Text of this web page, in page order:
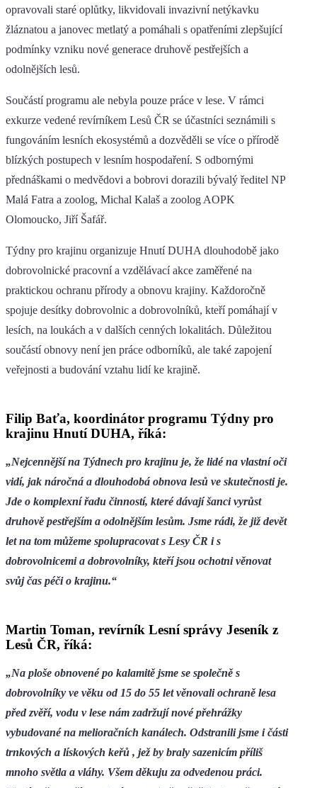
opravovali staré oplůtky, likvidovali invazivní netýkavku
žláznatou a janovec metlatý a pomáhali s opatřeními zlepšující
podmínky vzniku nové generace druhově pestřejších a
odolnějších lesů.
Součástí programu ale nebyla pouze práce v lese. V rámci
exkurze vedené revírníkem Lesů ČR se účastníci seznámili s
fungováním lesních ekosystémů a dozvěděli se více o přírodě
blízkých postupech v lesním hospodaření. S odbornými
přednáškami o medvědovi a bobrovi dorazili bývalý ředitel NP
Malá Fatra a zoolog, Michal Kalaš a zoolog AOPK
Olomoucko, Jiří Šafář.
Týdny pro krajinu organizuje Hnutí DUHA dlouhodobě jako
dobrovolnické pracovní a vzdělávací akce zaměřené na
praktickou ochranu přírody a obnovu krajiny. Každoročně
spojuje desítky dobrovolnic a dobrovolníků, kteří pomáhají v
lesích, na loukách a v dalších cenných lokalitách. Důležitou
součástí obnovy není jen práce odborníků, ale také zapojení
veřejnosti a budování vztahu lidí ke krajině.
Filip Baťa, koordinátor programu Týdny pro
krajinu Hnutí DUHA, říká:
„Nejcennější na Týdnech pro krajinu je, že lidé na vlastní oči
vidí, jak náročná a dlouhodobá obnova lesů ve skutečnosti je.
Jde o komplexní řadu činností, které dávají šanci vyrůst
druhově pestřejším a odolnějším lesům. Jsme rádi, že již devět
let na tom můžeme spolupracovat s Lesy ČR i s
dobrovolnicemi a dobrovolníky, kteří jsou ochotni věnovat
svůj čas péči o krajinu.“
Martin Toman, revírník Lesní správy Jeseník z
Lesů ČR, říká:
„Na ploše obnovené po kalamitě jsme se společně s
dobrovolníky ve věku od 15 do 55 let věnovali ochraně lesa
před zvěří, vodu v lese nám zadržují nové přehrážky
vybudované na melioračních kanálech. Odstranili jsme i části
trnkových a lískových keřů , jež by braly sazenicím příliš
mnoho světla a vláhy. Všem děkuju za odvedenou práci.